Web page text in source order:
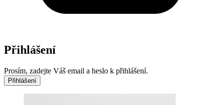
Přihlášení
Prosím, zadejte Váš email a heslo k přihlášení.
Přihlášení